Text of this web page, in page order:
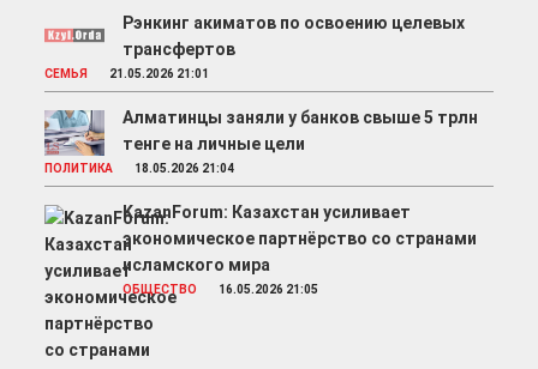
Рэнкинг акиматов по освоению целевых
трансфертов
СЕМЬЯ 21.05.2026 21:01
Алматинцы заняли у банков свыше 5 трлн
тенге на личные цели
ПОЛИТИКА 18.05.2026 21:04
KazanForum: Казахстан усиливает
экономическое партнёрство со странами
исламского мира
ОБЩЕСТВО 16.05.2026 21:05